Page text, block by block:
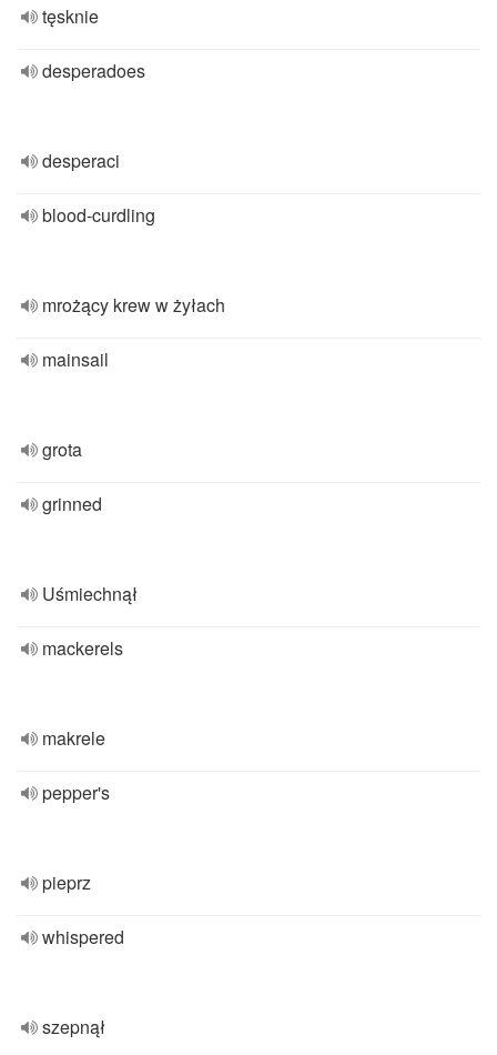
tęsknie
desperadoes
desperaci
blood-curdling
mrożący krew w żyłach
mainsail
grota
grinned
Uśmiechnął
mackerels
makrele
pepper's
pieprz
whispered
szepnął